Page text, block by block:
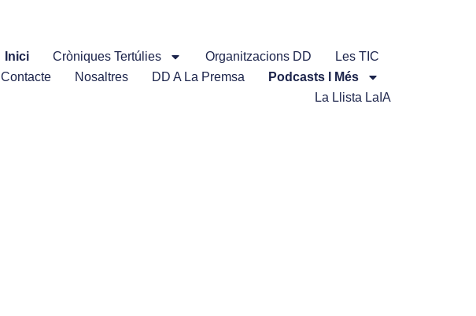
Inici Cròniques Tertúlies Organitzacions DD
Les TIC
Contacte
Nosaltres DD A La Premsa
Podcasts I Més
La Llista LaIA